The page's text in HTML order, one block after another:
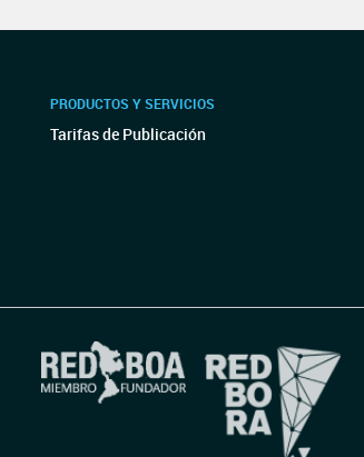
PRODUCTOS Y SERVICIOS
Tarifas de Publicación